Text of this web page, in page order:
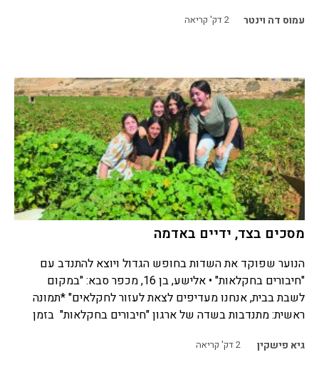
עמוס דה וינטר 2דק' קריאה
מסכים בצד, ידיים באדמה
הנוער שפוקד את השדות בחופש הגדול ויוצא להתנדב עם
"חיבורים בחקלאות" • אלישע, בן 16, מכפר סבא: "במקום
לשבת בבית, אנחנו מעדיפים לצאת לעזור לחקלאים" *תמונה
ראשית: מתנדבות בשדה של ארגון "חיבורים בחקלאות" בזמן
גיא פישקין 2דק' קריאה